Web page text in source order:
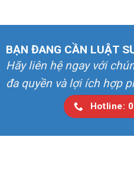
BẠN ĐANG CẦN LUẬT
Hãy liên hệ ngay với
đa quyền và lợi ích hợp
Hotline: